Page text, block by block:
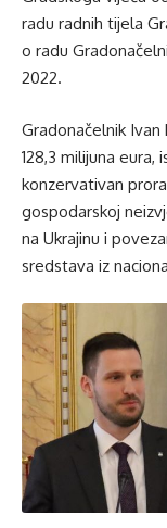
radu radnih tijela
o radu
2022.
Gradonačelnik
128,3 milijuna eura,
konzervativan
gospodarskoj
na Ukrajinu i
sredstava iz